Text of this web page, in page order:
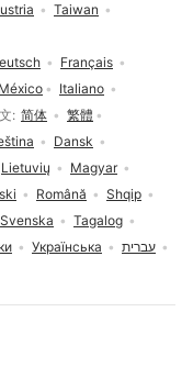
Français
México
Italiano
简体
繁體
Dansk
Lietuvių
Magyar
Română
Shqip
Svenska
Tagalog
Українська
עברית
Taiwan